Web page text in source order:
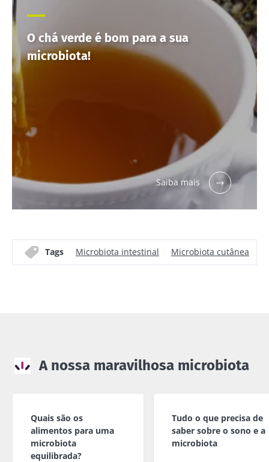
O chá verde é bom para a sua
microbiota!
Saiba mais
Tags Microbiota intestinal Microbiota cutânea
A nossa maravilhosa microbiota
Quais são os
alimentos para uma
microbiota
equilibrada?
Tudo o que precisa de
saber sobre o sono e a
microbiota